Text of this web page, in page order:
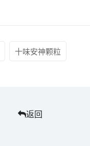
十味安神颗粒
返回